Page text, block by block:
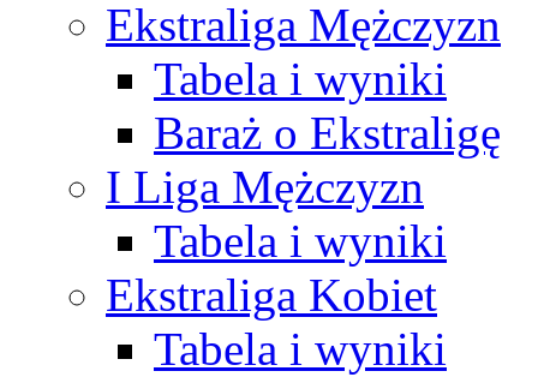
Ekstraliga Mężczyzn
Tabela i wyniki
Baraż o Ekstraligę
I Liga Mężczyzn
Tabela i wyniki
Ekstraliga Kobiet
Tabela i wyniki